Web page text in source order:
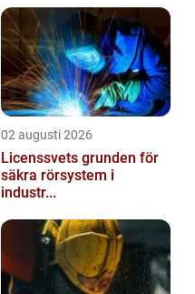
02 augusti 2026
Licenssvets grunden för
säkra rörsystem i
industr...